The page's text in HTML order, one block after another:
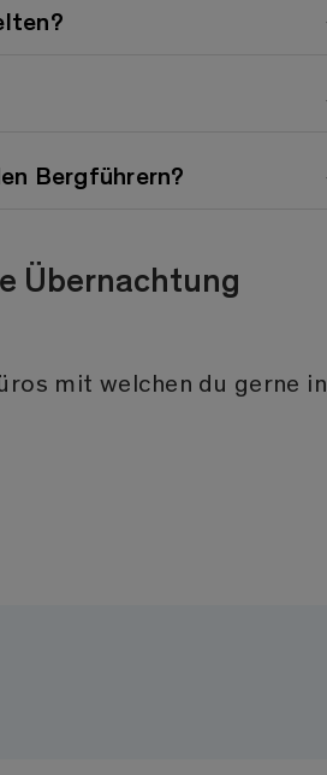
Bergführern?
Übernachtung
mit welchen du gerne in